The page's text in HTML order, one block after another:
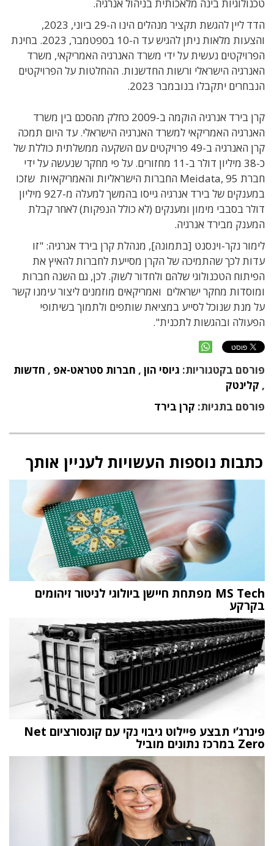
טכנולוגיות בינה מלאכותית בניהול אנרגיה.
הדד ליין להגשת תקציר מנהלים הינו ה-29 ביוני, 2023
,
והצעות מלאות ניתן להגיש עד ה-10 בספטמבר, 2023. בחינת
הפרויקטים נעשית על ידי משרד האנרגיה האמריקאי, משרד
האנרגיה הישראלי ורשות החדשנות. ההחלטות על הפרויקטים
הנבחרים יתקבלו בנובמבר 2023.
קרן בירד אנרגיה הוקמה ב-2009 כחלק מהסכם בין משרד
האנרגיה האמריקאי למשרד האנרגיה הישראלי. עד היום תמכה
קרן האנרגיה ב-49 פרויקטים עם השקעה ממשלתית כוללת של
כ-38 מיליון דולר ב-11 מחזורים.
על פי מחקר שנעשה על ידי
חברת Meidata, 95 החברות הישראליות והאמריקאיות שזכו
במענקים של בירד אנרגיה גייסו בהמשך למעלה מ-927 מיליון
דולר בסבבי מימון ומענקים (לא כולל הנפקות) לאחר קבלת
המענק מבירד אנרגיה.
לימור נקר-וינסנט [בתמונה], מנהלת קרן בירד אנרגיה: "זו
עדות לכך שהתמיכה של הקרן מסייעת לחברות להאיץ את
הפיתוח הטכנולוגי שלהם ולחדור לשוק. לכן, גם השנה חברות
ומוסדות מחקר ישראלים ואמריקאים מוזמנים ליצור עימנו קשר
על מנת שנוכל לסייע במציאת שותפים ולתמוך בשיתופי
הפעולה ובהגשות לתכנית".
פורסם בקטגוריות: גיוסי הון , חברות סטראט-אפ , חדשות
, קלינטק
פורסם בתגיות: קרן בירד
כתבות נוספות העשויות לעניין אותך
MS Tech מפתחת חיישן ביולוגי לניטור זיהומים
בקרקע
פינרג’י תבצע פיילוט גיבוי נקי עם קונסורציום Net
Zero במרכז נתונים מוביל